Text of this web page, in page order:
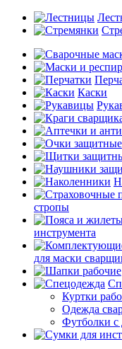
Каски
стропы
инструмента
для маски
Куртки
Одежда
Футболки с